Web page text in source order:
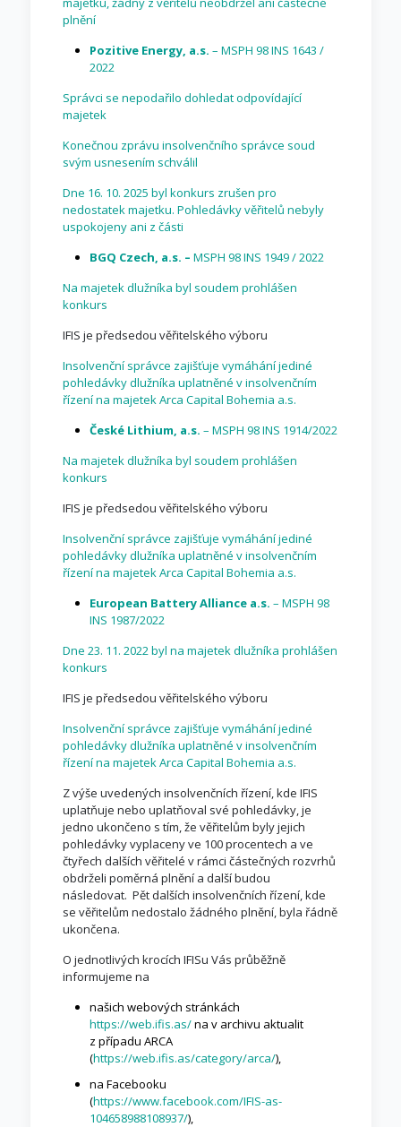
plnění
Pozitive Energy, a.s. – MSPH 98 INS 1643 /
2022
Správci se nepodařilo dohledat odpovídající
majetek
Konečnou zprávu insolvenčního správce soud
svým usnesením schválil
Dne 16. 10. 2025 byl konkurs zrušen pro
nedostatek majetku. Pohledávky věřitelů nebyly
uspokojeny ani z části
BGQ Czech, a.s. – MSPH 98 INS 1949 / 2022
Na majetek dlužníka byl soudem prohlášen
konkurs
IFIS je předsedou věřitelského výboru
Insolvenční správce zajišťuje vymáhání jediné
pohledávky dlužníka uplatněné v insolvenčním
řízení na majetek Arca Capital Bohemia a.s.
České Lithium, a.s. – MSPH 98 INS 1914/2022
Na majetek dlužníka byl soudem prohlášen
konkurs
IFIS je předsedou věřitelského výboru
Insolvenční správce zajišťuje vymáhání jediné
pohledávky dlužníka uplatněné v insolvenčním
řízení na majetek Arca Capital Bohemia a.s.
European Battery Alliance a.s. – MSPH 98
INS 1987/2022
Dne 23. 11. 2022 byl na majetek dlužníka prohlášen
konkurs
IFIS je předsedou věřitelského výboru
Insolvenční správce zajišťuje vymáhání jediné
pohledávky dlužníka uplatněné v insolvenčním
řízení na majetek Arca Capital Bohemia a.s.
Z výše uvedených insolvenčních řízení, kde IFIS
uplatňuje nebo uplatňoval své pohledávky, je
jedno ukončeno s tím, že věřitelům byly jejich
pohledávky vyplaceny ve 100 procentech a ve
čtyřech dalších věřitelé v rámci částečných rozvrhů
obdrželi poměrná plnění a další budou
následovat. Pět dalších insolvenčních řízení, kde
se věřitelům nedostalo žádného plnění, byla řádně
ukončena.
O jednotlivých krocích IFISu Vás průběžně
informujeme na
našich webových stránkách
https://web.ifis.as/na v archivu aktualit
z případu ARCA
(https://web.ifis.as/category/arca/),
na Facebooku
(https://www.facebook.com/IFIS-as-
104658988108937/),